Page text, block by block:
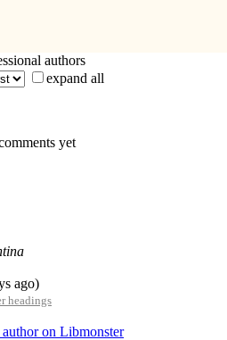
authors
expand all
yet
ago)
headings
on Libmonster